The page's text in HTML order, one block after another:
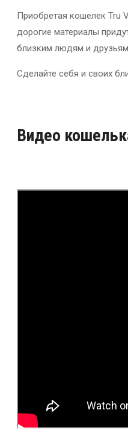
Приобретая кошелек Tru
дорогие материалы
близким людям и
Сделайте себя и своих
Видео